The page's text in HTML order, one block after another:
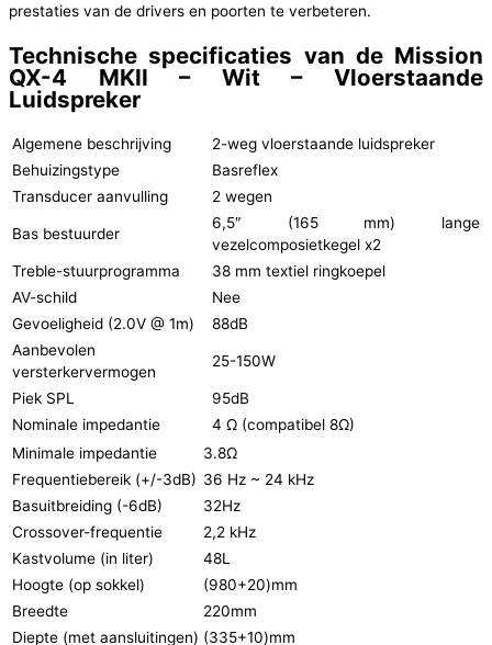
prestaties van de drivers en poorten te verbeteren.
Technische specificaties van de Mission
QX-4 MKII – Wit – Vloerstaande
Luidspreker
Algemene beschrijving
2-weg vloerstaande luidspreker
Behuizingstype
Basreflex
Transducer aanvulling
2 wegen
Bas bestuurder
6,5″ (165 mm) lange
vezelcomposietkegel x2
Treble-stuurprogramma
38 mm textiel ringkoepel
AV-schild
Nee
Gevoeligheid (2.0V @ 1m)
88dB
Aanbevolen
versterkervermogen
25-150W
Piek SPL
95dB
Nominale impedantie
4 Ω (compatibel 8Ω)
Minimale impedantie
3.8Ω
Frequentiebereik (+/-3dB) 36 Hz ~ 24 kHz
Basuitbreiding (-6dB)
32Hz
Crossover-frequentie
2,2 kHz
Kastvolume (in liter)
48L
Hoogte (op sokkel)
(980+20)mm
Breedte
220mm
Diepte (met aansluitingen) (335+10)mm